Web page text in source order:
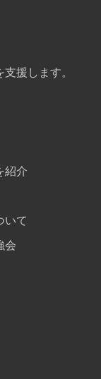
援します。
紹介
いて
会